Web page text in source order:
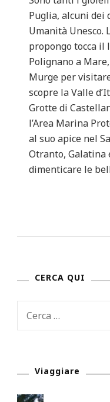
Puglia, alcuni dei
Umanità Unesco.
propongo tocca il
Polignano a
Murge per
scopre la Valle
Grotte di
l’Area Marina
al suo apice nel
Otranto, Galatina
dimenticare le
CERCA QUI
Ricerca
Viaggiare